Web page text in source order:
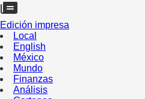
Edición impresa
Local
English
México
Mundo
Finanzas
Análisis